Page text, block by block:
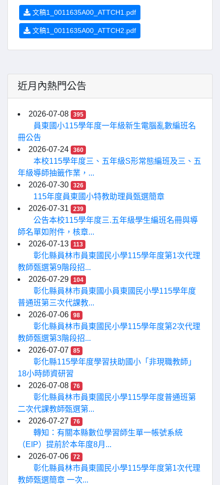
文稿1_0011635A00_ATTCH1.pdf
文稿1_0011635A00_ATTCH2.pdf
近月內熱門公告
2026-07-08 395
員東國小115學年度一年級新生電腦亂數編班名
冊公告
2026-07-24
360
本校115學年度三、五年級S形常態編班及三、五
年級導師抽籤作業，...
2026-07-30
326
115年度員東國小特教助理員甄選簡章
2026-07-31
239
公告本校115學年度三.五年級學生編班名冊與導
師名單如附件，核章...
2026-07-13
113
彰化縣員林市員東國民小學115學年度第1次代理
教師甄選第9階段招...
2026-07-29
104
彰化縣員林市員東國小員東國民小學115學年度
普通班第三次代課教...
2026-07-06
98
彰化縣員林市員東國民小學115學年度第2次代理
教師甄選第3階段招...
2026-07-07
85
彰化縣115學年度學習扶助國小「非現職教師」
18小時師資研習
2026-07-08
76
彰化縣員林市員東國民小學115學年度普通班第
二次代課教師甄選第...
2026-07-27
76
轉知：有關本縣數位學習師生單一帳號系統
（EIP）提前於本年度8月...
2026-07-06
72
彰化縣員林市員東國民小學115學年度第1次代理
教師甄選簡章 一次...